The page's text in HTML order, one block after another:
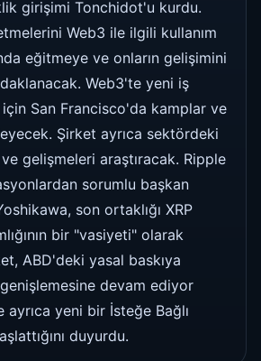
girişimi Tonchidot'u kurdu.
Web3 ile ilgili kullanım
eğitmeye ve onların gelişimini
Web3'te yeni iş
San Francisco'da kamplar ve
Şirket ayrıca sektördeki
gelişmeleri araştıracak. Ripple
sorumlu başkan
son ortaklığı XRP
bir "vasiyeti" olarak
ABD'deki yasal baskıya
devam ediyor
ayrıca yeni bir İsteğe Bağlı
duyurdu.